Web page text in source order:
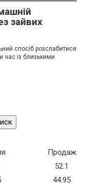
зайвих
спосіб розслабитися
час із близькими
Продаж
52.1
44.95